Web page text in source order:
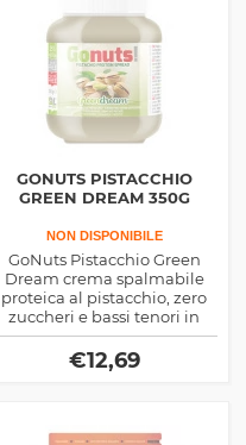
GONUTS PISTACCHIO
GREEN DREAM 350G
NON DISPONIBILE
GoNuts Pistacchio Green
Dream crema spalmabile
proteica al pistacchio, zero
zuccheri e bassi tenori in
grassi saturi, ottima come
aggiunta sfiziosa e nutriente
ai tuoi spuntini
€12,69